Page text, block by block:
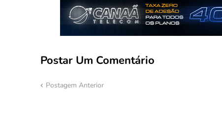
Postar Um Comentário
Postagem Anterior